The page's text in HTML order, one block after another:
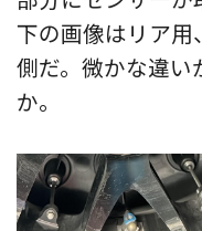
下の画像はリア
側だ。微かな違い
か。